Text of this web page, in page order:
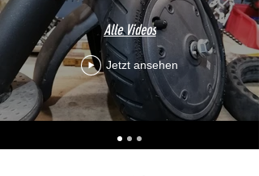
Alle Videos
Jetzt ansehen